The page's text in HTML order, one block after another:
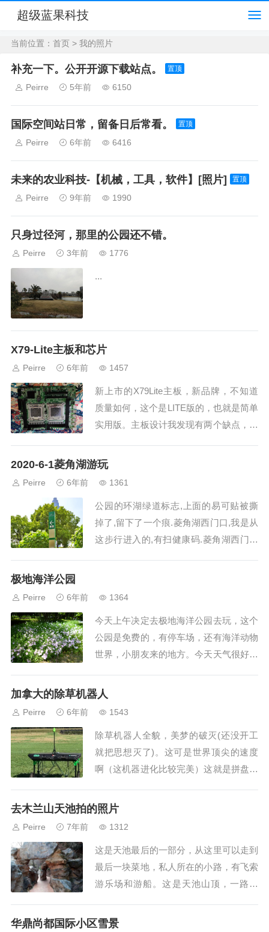
超级蓝果科技
当前位置： 首页 > 我的照片
补充一下。公开开源下载站点。 置顶
Peirre 5年前 6150
国际空间站日常，留备日后常看。 置顶
Peirre 6年前 6416
未来的农业科技-【机械，工具，软件】[照片] 置顶
Peirre 9年前 1990
只身过径河，那里的公园还不错。
Peirre 3年前 1776
...
X79-Lite主板和芯片
Peirre 6年前 1457
新上市的X79Lite主板，新品牌，不知道
质量如何，这个是LITE版的，也就是简单
实用版。主板设计我发现有两个缺点，一
修，这主板其它芯片也一样，芯片针脚太
2020-6-1菱角湖游玩
Peirre 6年前 1361
公园的环湖绿道标志,上面的易可贴被撕
掉了,留下了一个痕.菱角湖西门口,我是从
这步行进入的,有扫健康码.菱角湖西门的
极地海洋公园
Peirre 6年前 1364
今天上午决定去极地海洋公园去玩，这个
公园是免费的，有停车场，还有海洋动物
世界，小朋友来的地方。今天天气很好，
0:30之后照像会暴光量过度，看了一下天
加拿大的除草机器人
Peirre 6年前 1543
除草机器人全貌，美梦的破灭(还没开工
就把思想灭了)。这可是世界顶尖的速度
啊（这机器进化比较完美）这就是拼盘机
人，研发的成本不很高。太阳板和万向轮
去木兰山天池拍的照片
Peirre 7年前 1312
这是天池最后的一部分，从这里可以走到
最后一块菜地，私人所在的小路，有飞索
游乐场和游船。这是天池山顶，一路上
鸟语花香，还有天鹅。别有洞天，天池山
华鼎尚都国际小区雪景